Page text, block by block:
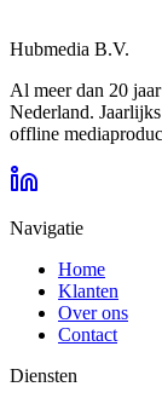
Hubmedia B.V.
Al meer dan 20
Nederland.
offline
Navigatie
Home
Klanten
Over ons
Contact
Diensten